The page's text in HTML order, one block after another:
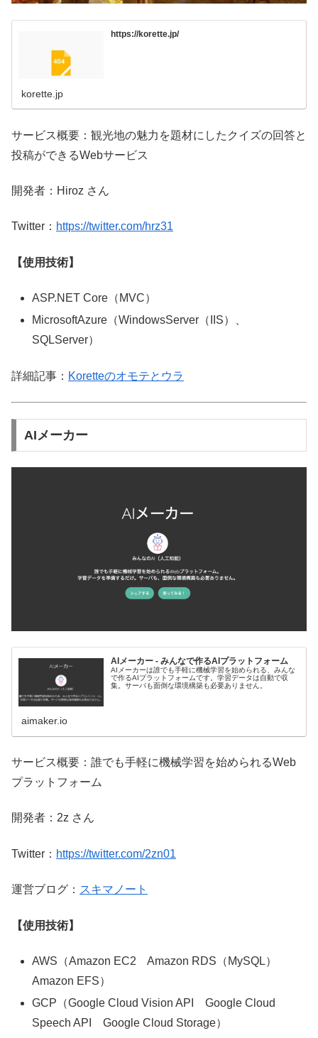
https://korette.jp/
korette.jp
サービス概要：観光地の魅力を題材にしたクイズの回答と
投稿ができるWebサービス
開発者：Hiroz さん
Twitter： https://twitter.com/hrz31
【使用技術】
ASP.NET Core（MVC）
MicrosoftAzure（WindowsServer（IIS）、
SQLServer）
詳細記事： Koretteのオモテとウラ
AIメーカー
AIメーカー - みんなで作るAIプラットフォーム
AIメーカーは誰でも手軽に機械学習を始められる、みんな
で作るAIプラットフォームです。学習データは自動で収
集。サーバも面倒な環境構築も必要ありません。
aimaker.io
サービス概要：誰でも手軽に機械学習を始められるWeb
プラットフォーム
開発者：2z さん
Twitter： https://twitter.com/2zn01
運営ブログ： スキマノート
【使用技術】
AWS（Amazon EC2 Amazon RDS（MySQL）
Amazon EFS）
GCP（Google Cloud Vision API Google Cloud
Speech API Google Cloud Storage）